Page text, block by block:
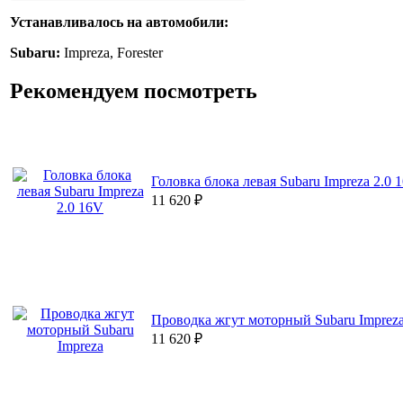
Устанавливалось на автомобили:
Subaru: Impreza, Forester
Рекомендуем посмотреть
Головка блока левая Subaru Impreza 2.0
11 620 ₽
Проводка жгут моторный Subaru Impreza
11 620 ₽